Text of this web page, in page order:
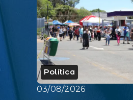
Política
03/08/2026